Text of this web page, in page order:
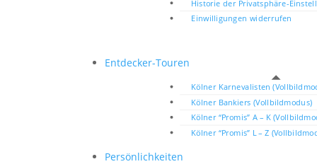
Historie der Privatsphäre-
Einwilligungen widerrufen
Entdecker-Touren
Kölner Karnevalisten
Kölner Bankiers (Vollbildmodus)
Kölner “Promis” A – K
Kölner “Promis” L – Z
Persönlichkeiten